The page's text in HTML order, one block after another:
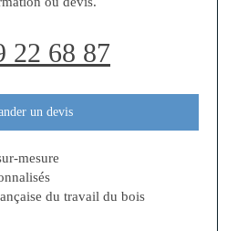
22 68 87
un devis
mesure
du travail du bois